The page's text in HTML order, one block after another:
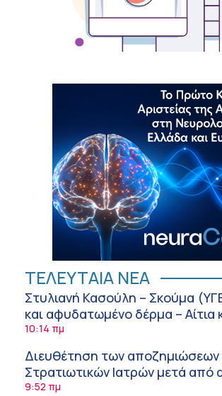
ΤΕΛΕΥΤΑΙΑ ΝΕΑ
Στυλιανή Κασούλη – Σκούμα
και αφυδατωμένο δέρμα – Αίτια
αντιμετώπιση
10:14 πμ
Διευθέτηση των
Στρατιωτικών Ιατρών μετά από
ΙΣΑ
9:52 πμ